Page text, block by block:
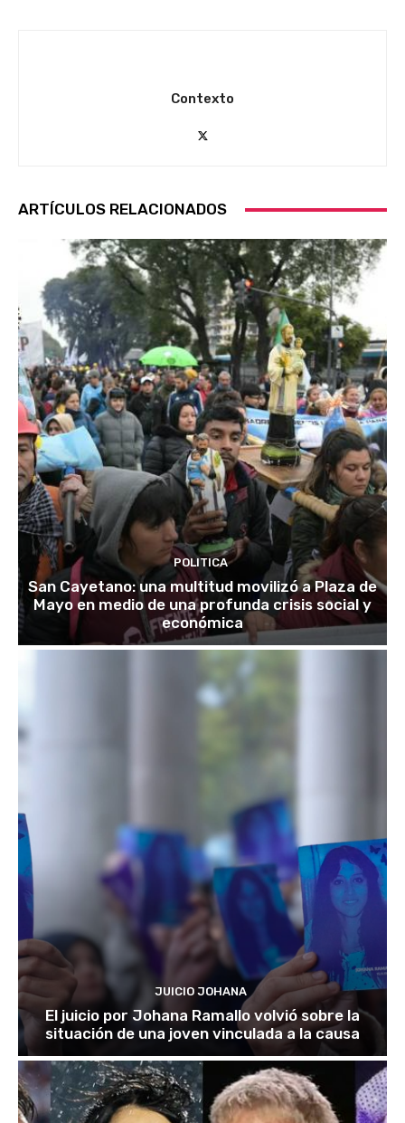
Contexto
ARTÍCULOS RELACIONADOS
POLITICA
San Cayetano: una multitud movilizó a Plaza de
Mayo en medio de una profunda crisis social y
económica
JUICIO JOHANA
El juicio por Johana Ramallo volvió sobre la
situación de una joven vinculada a la causa